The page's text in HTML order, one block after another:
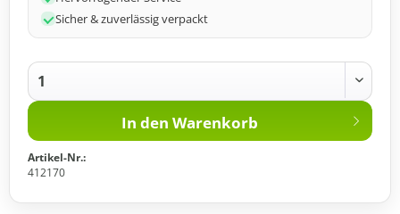
Sicher & zuverlässig verpackt
In den Warenkorb
Artikel-Nr.:
412170